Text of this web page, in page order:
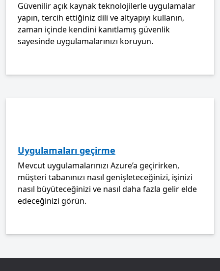
Güvenilir açık kaynak teknolojilerle uygulamalar
yapın, tercih ettiğiniz dili ve altyapıyı kullanın,
zaman içinde kendini kanıtlamış güvenlik
sayesinde uygulamalarınızı koruyun.
Uygulamaları geçirme
Mevcut uygulamalarınızı Azure’a geçirirken,
müşteri tabanınızı nasıl genişleteceğinizi, işinizi
nasıl büyüteceğinizi ve nasıl daha fazla gelir elde
edeceğinizi görün.